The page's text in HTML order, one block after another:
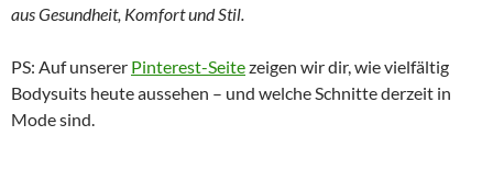
aus Gesundheit, Komfort und Stil.
PS: Auf unserer Pinterest-Seitezeigen wir dir, wie vielfältig
Bodysuits heute aussehen – und welche Schnitte derzeit in
Mode sind.